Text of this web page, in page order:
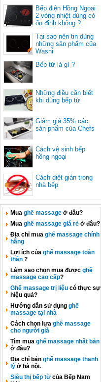
Bếp điện Hồng Ngoại
2 vòng nhiệt dùng có
ổn định không ?
Tại sao nên tin dùng
những sản phẩm của
Washi
Bếp từ là gì ?
Những điều cần biết
khi dùng bếp từ
Giảm giá 35% các
sản phẩm của Chefs
Cách vệ sinh bếp
hồng ngoại
Cách diệt gián trong
nhà bếp
Mua ghế massage ở đâu?
Mua ghế massage giá rẻ ở đâu?
Địa chỉ mua ghế massage chính
hãng
Lợi ích của ghế massage toàn
thân ?
Làm sao chọn mua được ghế
massage cao cấp?
Ghế massage trị liệu có thực sự
hiệu quả?
Hướng dẫn sử dụng ghế
massage tại nhà
Cách chọn lựa ghế massage
cho người già
Tìm mua ghế massage nhật bản
ở đâu?
Địa chỉ bán ghế massage thanh
lý ở hà nội.
Siêu thị bếp từ của Bếp Nam